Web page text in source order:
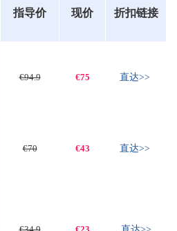
指导价 现价 折扣链接
€94.9 €75 直达>>
€70 €43 直达>>